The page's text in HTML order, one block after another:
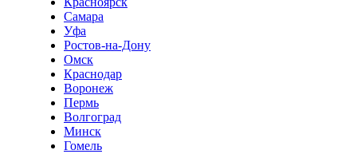
Самара
Уфа
Ростов-на-Дону
Омск
Краснодар
Воронеж
Пермь
Волгоград
Минск
Гомель